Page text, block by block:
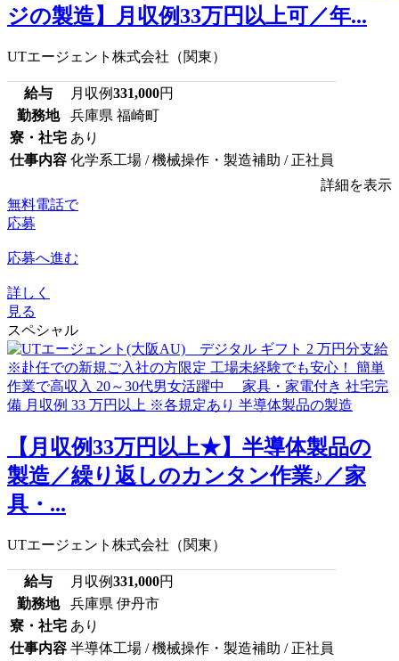
ジの製造】月収例33万円以上可／年...
UTエージェント株式会社（関東）
給与 月収例331,000円
勤務地
兵庫県 福崎町
寮・社宅 あり
仕事内容 化学系工場 / 機械操作・製造補助 / 正社員
詳細を表示
無料電話で
応募
応募へ進む
詳しく
見る
スペシャル
【月収例33万円以上★】半導体製品の
製造／繰り返しのカンタン作業♪／家
具・...
UTエージェント株式会社（関東）
給与 月収例331,000円
勤務地
兵庫県 伊丹市
寮・社宅 あり
仕事内容 半導体工場 / 機械操作・製造補助 / 正社員